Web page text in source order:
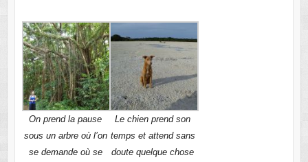
On prend la pause
sous un arbre où l’on
se demande où se
Le chien prend son
temps et attend sans
doute quelque chose